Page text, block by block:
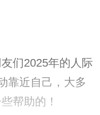
们2025年的人际
靠近自己，大多
帮助的！